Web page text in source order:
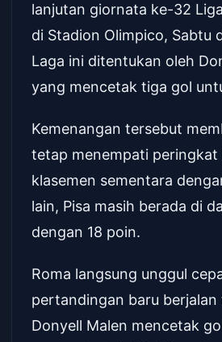
lanjutan giornata ke-32
di Stadion Olimpico, Sabtu
Laga ini ditentukan oleh
yang mencetak tiga gol
Kemenangan tersebut
tetap menempati peringkat
klasemen sementara
lain, Pisa masih berada di
dengan 18 poin.
Roma langsung unggul
pertandingan baru berjalan
Donyell Malen mencetak